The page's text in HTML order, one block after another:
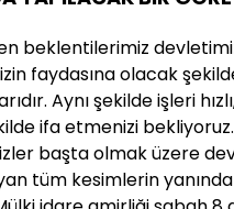
beklentilerimiz
faydasına olacak
Aynı şekilde işleri
ifa etmenizi
başta olmak üzere
tüm kesimlerin yanında